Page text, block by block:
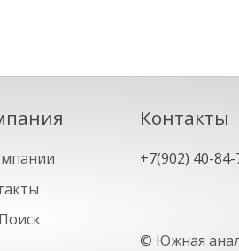
Поиск
Контакты
+7(902) 40-84-
© Южная